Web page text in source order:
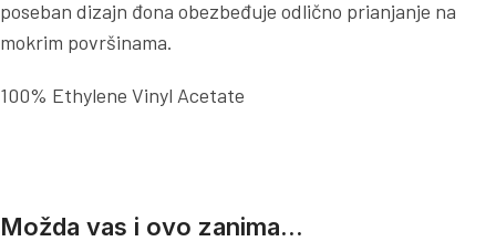
poseban dizajn đona obezbeđuje odlično prianjanje na
mokrim površinama.
100% Ethylene Vinyl Acetate
Možda vas i ovo zanima...